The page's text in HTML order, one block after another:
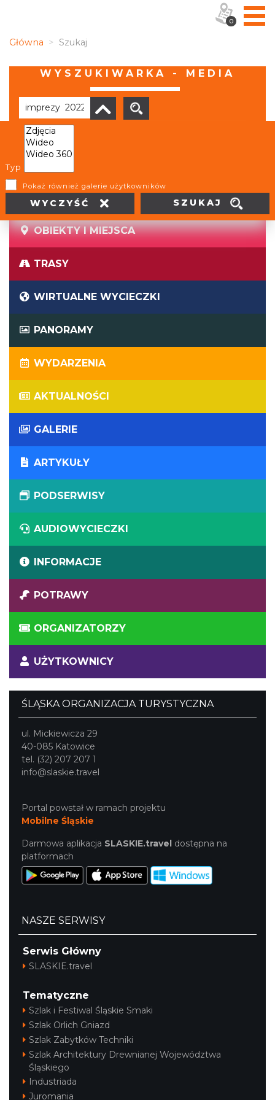
Główna Szukaj
WYSZUKIWARKA - MEDIA
Typ
Pokaż również galerie użytkowników
WYCZYŚĆ SZUKAJ
Brak wyników
OBIEKTY I MIEJSCA
TRASY
WIRTUALNE WYCIECZKI
PANORAMY
WYDARZENIA
AKTUALNOŚCI
GALERIE
ARTYKUŁY
PODSERWISY
AUDIOWYCIECZKI
INFORMACJE
POTRAWY
ORGANIZATORZY
UŻYTKOWNICY
ŚLĄSKA ORGANIZACJA TURYSTYCZNA
ul. Mickiewicza 29
40-085 Katowice
tel. (32) 207 207 1
info@slaskie.travel
Portal powstał w ramach projektu
Mobilne Śląskie
Darmowa aplikacja SLASKIE.travel dostępna na
platformach
NASZE SERWISY
Serwis Główny
SLASKIE.travel
Tematyczne
Szlak i Festiwal Śląskie Smaki
Szlak Orlich Gniazd
Szlak Zabytków Techniki
Szlak Architektury Drewnianej Województwa
Śląskiego
Industriada
Juromania
0